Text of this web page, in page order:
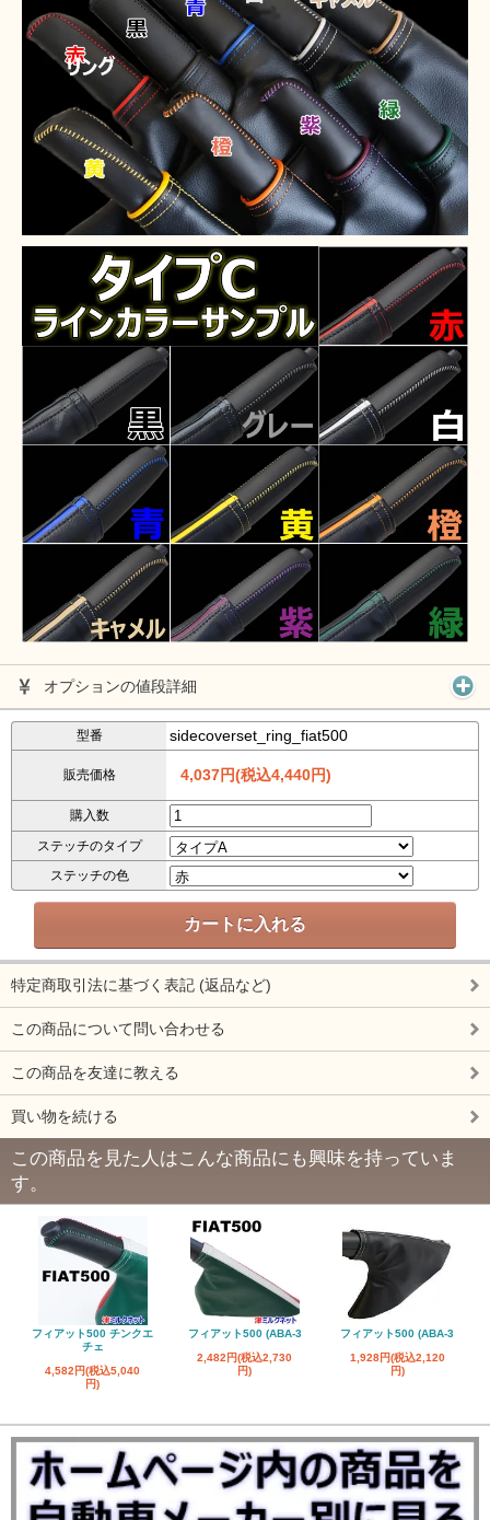
オプションの値段詳細
型番 sidecoverset_ring_fiat500
販売価格 4,037円(税込4,440円)
購入数
ステッチのタイプ
ステッチの色
特定商取引法に基づく表記 (返品など)
この商品について問い合わせる
この商品を友達に教える
買い物を続ける
この商品を見た人はこんな商品にも興味を持っていま
す。
フィアット500 チンクエ
チェ
4,582円(税込5,040
円)
フィアット500 (ABA-3
2,482円(税込2,730
円)
フィアット500 (ABA-3
1,928円(税込2,120
円)